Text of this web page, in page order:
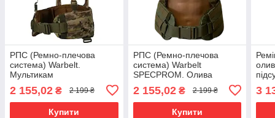
РПС (Ремно-плечова
система) Warbelt.
Мультикам
2 155,02 ₴ 2 199 ₴
Купити
РПС (Ремно-плечова
система) Warbelt
SPECPROM. Олива
2 155,02₴ 2 199 ₴
Купити
3